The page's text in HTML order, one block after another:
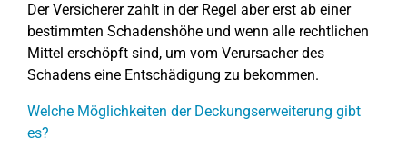
Der Versicherer zahlt in der Regel aber erst ab einer
bestimmten Schadenshöhe und wenn alle rechtlichen
Mittel erschöpft sind, um vom Verursacher des
Schadens eine Entschädigung zu bekommen.
Welche Möglichkeiten der Deckungserweiterung gibt
es?